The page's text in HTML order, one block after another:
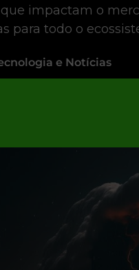
impactam o
para todo o
e Notícias